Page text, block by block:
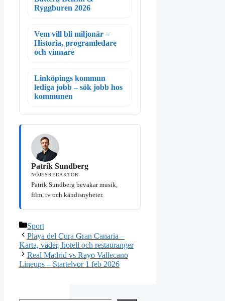
Ryggburen 2026
Vem vill bli miljonär –
Historia, programledare
och vinnare
Linköpings kommun
lediga jobb – sök jobb hos
kommunen
Patrik Sundberg
NÖJESREDAKTÖR
Patrik Sundberg bevakar musik,
film, tv och kändisnyheter.
Kategorier
Sport
Playa del Cura Gran Canaria –
Karta, väder, hotell och restauranger
Real Madrid vs Rayo Vallecano
Lineups – Startelvor 1 feb 2026